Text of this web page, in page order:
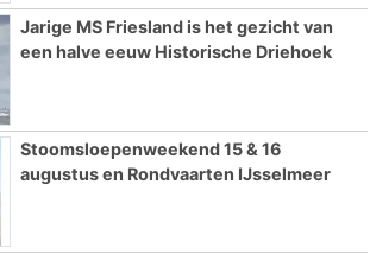
Jarige MS Friesland is het gezicht van
een halve eeuw Historische Driehoek
Stoomsloepenweekend 15 & 16
augustus en Rondvaarten IJsselmeer